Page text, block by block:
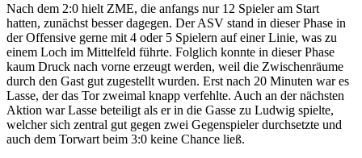
Nach dem 2:0 hielt ZME, die anfangs nur 12 Spieler am Start
hatten, zunächst besser dagegen. Der ASV stand in dieser Phase in
der Offensive gerne mit 4 oder 5 Spielern auf einer Linie, was zu
einem Loch im Mittelfeld führte. Folglich konnte in dieser Phase
kaum Druck nach vorne erzeugt werden, weil die Zwischenräume
durch den Gast gut zugestellt wurden. Erst nach 20 Minuten war es
Lasse, der das Tor zweimal knapp verfehlte. Auch an der nächsten
Aktion war Lasse beteiligt als er in die Gasse zu Ludwig spielte,
welcher sich zentral gut gegen zwei Gegenspieler durchsetzte und
auch dem Torwart beim 3:0 keine Chance ließ.